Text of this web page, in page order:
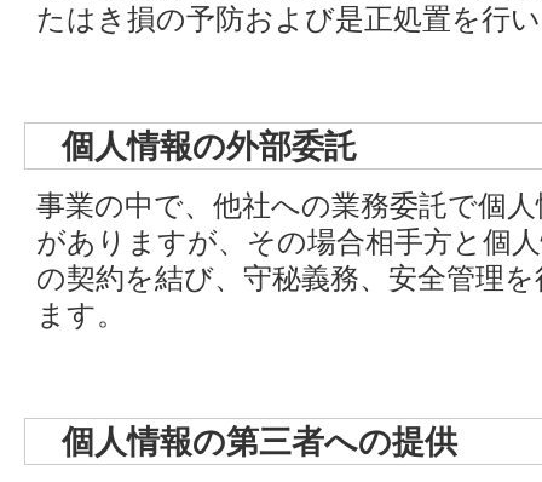
たはき損の予防および是正処置を行
個人情報の外部委託
事業の中で、他社への業務委託で個
がありますが、その場合相手方と個
の契約を結び、守秘義務、安全管理
ます。
個人情報の第三者への提供